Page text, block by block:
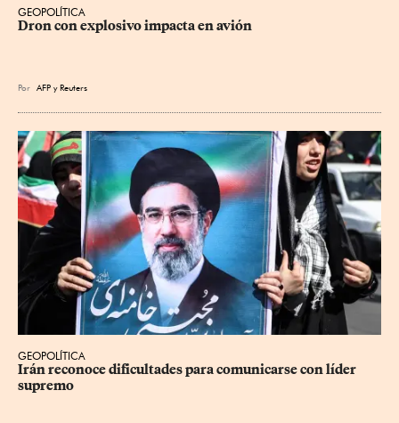
GEOPOLÍTICA
Dron con explosivo impacta en avión
Por AFP yReuters
GEOPOLÍTICA
Irán reconoce dificultades para comunicarse con líder
supremo